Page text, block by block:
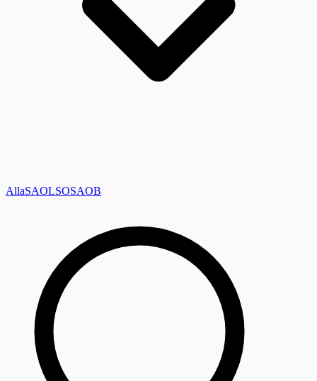
AllaSAOLSOSAOB